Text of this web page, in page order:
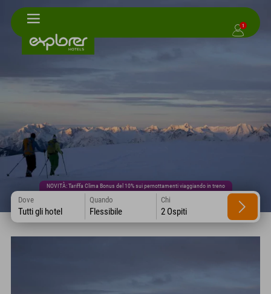
1
NOVITÀ: Tariffa Clima Bonus del 10% sui pernottamenti viaggiando in treno
Dove
Tutti gli hotel
Quando
Flessibile
Chi
2 Ospiti